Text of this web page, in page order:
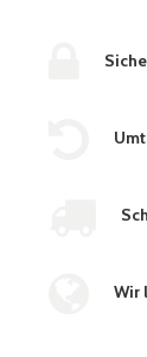
Wir